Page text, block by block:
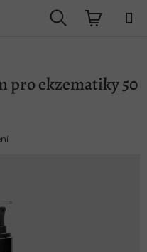
Hledat
pro ekzematiky 50